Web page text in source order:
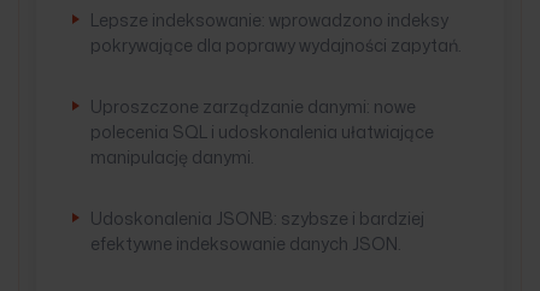
Lepsze indeksowanie: wprowadzono indeksy
pokrywające dla poprawy wydajności zapytań.
Uproszczone zarządzanie danymi: nowe
polecenia SQL i udoskonalenia ułatwiające
manipulację danymi.
Udoskonalenia JSONB: szybsze i bardziej
efektywne indeksowanie danych JSON.